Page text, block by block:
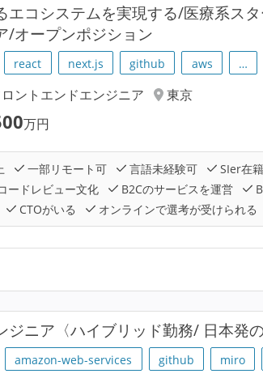
エコシステムを実現する/医療系ス
/オープンポジション
react next.js github aws …
ントエンドエンジニア
東京
万円
一部リモート可 言語未経験可
SIer在
ードレビュー文化 B2Cのサービスを運営
CTOがいる オンラインで選考が受けられる
ジニア〈ハイブリッド勤務/ 日本発
amazon-web-services github miro